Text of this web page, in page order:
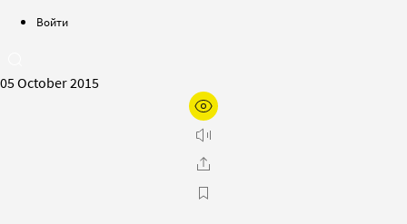
Войти
05 October 2015